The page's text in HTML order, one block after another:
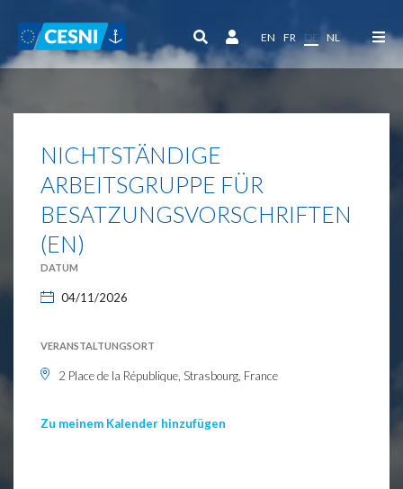
EN FR DE NL
NICHTSTÄNDIGE
ARBEITSGRUPPE FÜR
BESATZUNGSVORSCHRIFTEN
(EN)
DATUM
04/11/2026
VERANSTALTUNGSORT
2 Place de la République, Strasbourg, France
Zu meinem Kalender hinzufügen